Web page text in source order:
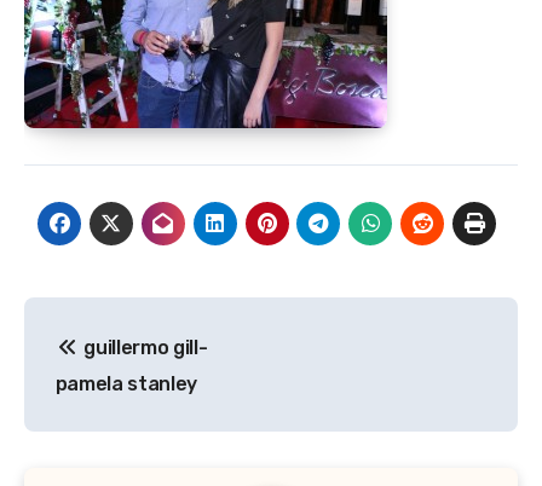
de
entradas
guillermo gill-
pamela stanley